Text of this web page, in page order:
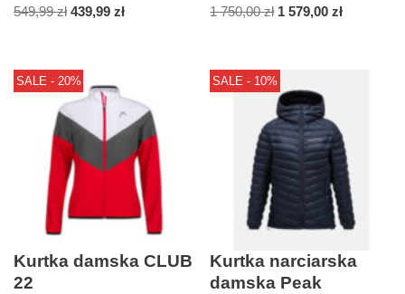
549,99zł 439,99 zł 1 750,00zł 1 579,00zł
SALE - 20%
Kurtka damska CLUB
22
SALE - 10%
Kurtka narciarska
damska Peak